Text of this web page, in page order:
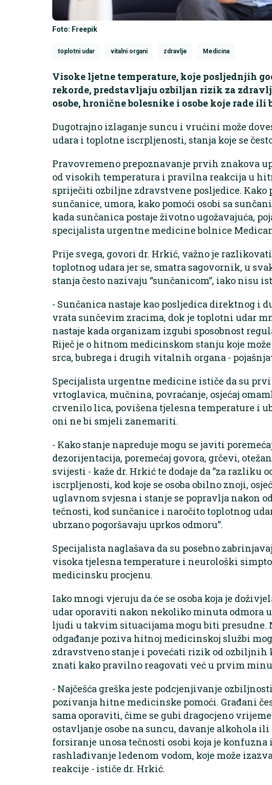
Foto: Freepik
toplotni udar vitalni organi zdravlje Medicina
Visoke ljetne temperature, koje posljednjih
rekorde, predstavljaju ozbiljan rizik za
osobe, hronične bolesnike i osobe koje rade ili
Dugotrajno izlaganje suncu i vrućini može
udara i toplotne iscrpljenosti, stanja koje se
Pravovremeno prepoznavanje prvih znakova
od visokih temperatura i pravilna reakcija u
spriječiti ozbiljne zdravstvene posljedice.
sunčanice, umora, kako pomoći osobi sa
kada sunčanica postaje životno ugožavajuća,
specijalista urgentne medicine bolnice
Prije svega, govori dr. Hrkić, važno je
toplotnog udara jer se, smatra sagovornik, u
stanja često nazivaju “sunčanicom”, iako nisu
- Sunčanica nastaje kao posljedica direktnog i
vrata sunčevim zracima, dok je toplotni udar
nastaje kada organizam izgubi sposobnost
Riječ je o hitnom medicinskom stanju koje
srca, bubrega i drugih vitalnih organa -
Specijalista urgentne medicine ističe da su
vrtoglavica, mučnina, povraćanje, osjećaj
crvenilo lica, povišena tjelesna temperature i
oni ne bi smjeli zanemariti.
- Kako stanje napreduje mogu se javiti
dezorijentacija, poremećaj govora, grčevi,
svijesti - kaže dr. Hrkić te dodaje da ”za razliku
iscrpljenosti, kod koje se osoba obilno znoji,
uglavnom svjesna i stanje se popravlja nakon
tečnosti, kod sunčanice i naročito toplotnog
ubrzano pogoršavaju uprkos odmoru”.
Specijalista naglašava da su posebno
visoka tjelesna temperature i neurološki
medicinsku procjenu.
Iako mnogi vjeruju da će se osoba koja je
udar oporaviti nakon nekoliko minuta odmora
ljudi u takvim situacijama mogu biti presudne.
odgađanje poziva hitnoj medicinskoj službi
zdravstveno stanje i povećati rizik od ozbiljnih
znati kako pravilno reagovati već u prvim
- Najčešća greška jeste podcjenjivanje
pozivanja hitne medicinske pomoći. Građani
sama oporaviti, čime se gubi dragocjeno
ostavljanje osobe na suncu, davanje alkohola
forsiranje unosa tečnosti osobi koja je
rashlađivanje ledenom vodom, koje može
reakcije - ističe dr. Hrkić.